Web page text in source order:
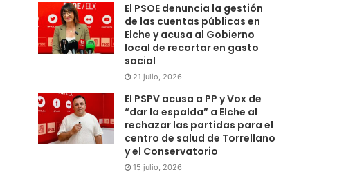
El PSOE denuncia la gestión
de las cuentas públicas en
Elche y acusa al Gobierno
local de recortar en gasto
social
21 julio, 2026
El PSPV acusa a PP y Vox de
“dar la espalda” a Elche al
rechazar las partidas para el
centro de salud de Torrellano
y el Conservatorio
15 julio, 2026